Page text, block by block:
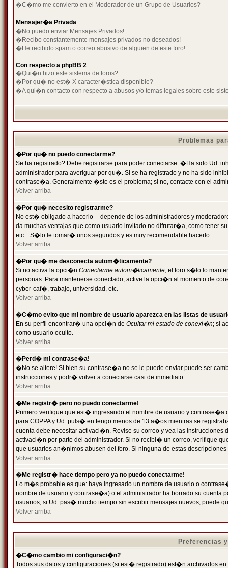
�C�mo me convierto en el Moderador de un Grupo de Usuarios?
Mensajer�a Privada
�No puedo enviar Mensajes Privados!
�Recibo constantemente mensajes privados no deseados!
�He recibido spam o correo abusivo de alguien de este foro!
Con respecto a phpBB 2
�Qui�n hizo este sistema de foros?
�Por qu� no est� X caracter�stica disponible?
�A qui�n contacto con respecto a abusos y/o temas legales sobre este
Problemas
�Por qu� no puedo conectarme?
Se ha registrado? Debe registrarse para poder conectarse. �Ha sido Ud.
administrador para averiguar por qu�. Si se ha registrado y no ha sido
contrase�a. Generalmente �ste es el problema; si no, contacte con el
Volver arriba
�Por qu� necesito registrarme?
No est� obligado a hacerlo -- depende de los administradores y
da muchas ventajas que como usuario invitado no difrutar�a, como tener
etc... S�lo le tomar� unos segundos y es muy recomendable hacerlo.
Volver arriba
�Por qu� me desconecta autom�ticamente?
Si no activa la opci�n Conectarme autom�ticamente, el foro s�lo lo
personas. Para mantenerse conectado, active la opci�n al momento de
cyber-caf�, trabajo, universidad, etc.
Volver arriba
�C�mo evito que mi nombre de usuario aparezca en las listas de
En su perfil encontrar� una opci�n de Ocultar mi estado de conexi�n; si
como usuario oculto.
Volver arriba
�Perd� mi contrase�a!
�No se altere! Si bien su contrase�a no se le puede enviar puede ser
instrucciones y podr� volver a conectarse casi de inmediato.
Volver arriba
�Me registr� pero no puedo conectarme!
Primero verifique que est� ingresando el nombre de usuario y
para COPPA y Ud. puls� en tengo menos de 13 a�os mientras se
cuenta debe necesitar activaci�n. Revise su correo y vea las
activaci�n por parte del administrador. Si no recibi� un correo, verifique
que usuarios an�nimos abusen del foro. Si ninguna de estas
Volver arriba
�Me registr� hace tiempo pero ya no puedo conectarme!
Lo m�s probable es que: haya ingresado un nombre de usuario o
nombre de usuario y contrase�a) o el administrador ha borrado su
usuarios, si Ud. pas� mucho tiempo sin escribir mensajes nuevos, puede
Volver arriba
Preferencias
�C�mo cambio mi configuraci�n?
Todos sus datos y configuraciones (si est� registrado) est�n archivados